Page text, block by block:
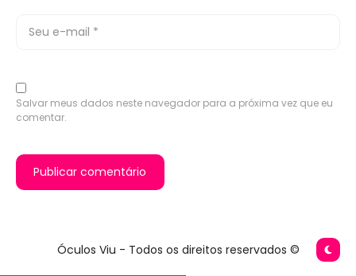
Salvar meus dados neste navegador para a próxima vez que eu
comentar.
Óculos Viu - Todos os direitos reservados ©